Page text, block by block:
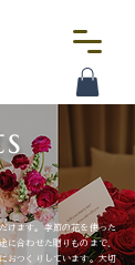
けます。季節の花を使った
に合わせた贈りものまで、
おつくりしています。大切